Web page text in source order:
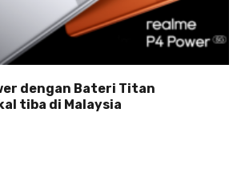
dengan Bateri Titan
tiba di Malaysia